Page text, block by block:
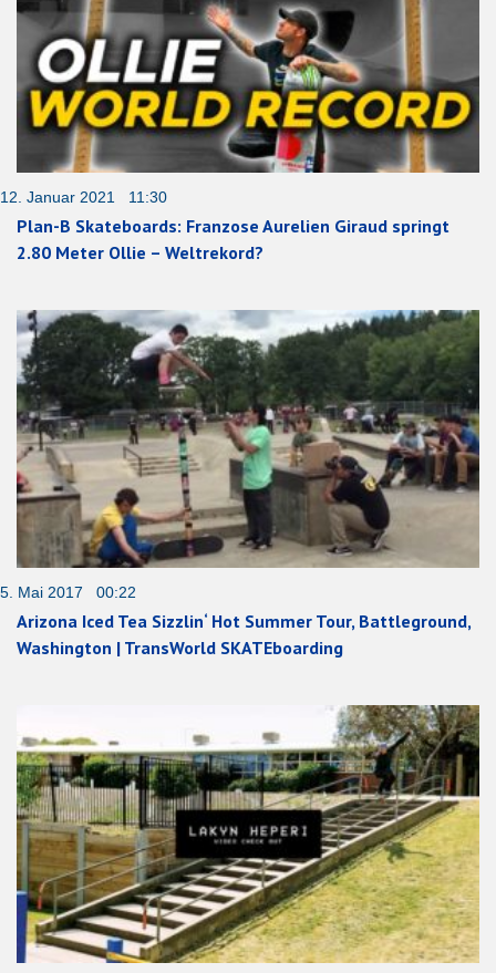
12. Januar 2021 11:30
Plan-B Skateboards: Franzose Aurelien Giraud springt
2.80 Meter Ollie – Weltrekord?
5. Mai 2017 00:22
Arizona Iced Tea Sizzlin‘ Hot Summer Tour, Battleground,
Washington | TransWorld SKATEboarding